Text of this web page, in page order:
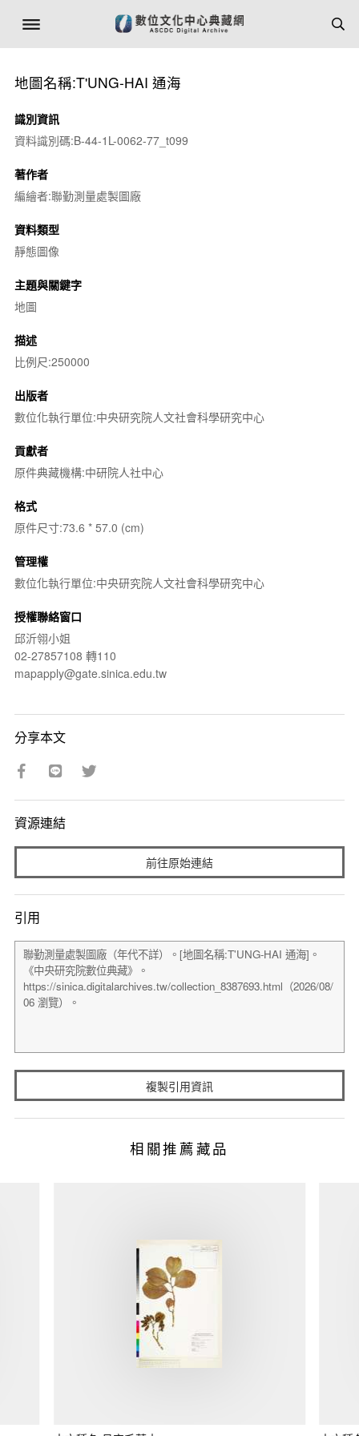
地圖名稱:T'UNG-HAI 通海
識別資訊
資料識別碼:B-44-1L-0062-77_t099
著作者
編繪者:聯勤測量處製圖廠
資料類型
靜態圖像
主題與關鍵字
地圖
描述
比例尺:250000
出版者
數位化執行單位:中央研究院人文社會科學研究中心
貢獻者
原件典藏機構:中研院人社中心
格式
原件尺寸:73.6 * 57.0 (cm)
管理權
數位化執行單位:中央研究院人文社會科學研究中心
授權聯絡窗口
邱沂翎小姐
02-27857108 轉110
mapapply@gate.sinica.edu.tw
分享本文
資源連結
前往原始連結
引用
複製引用資訊
相關推薦藏品